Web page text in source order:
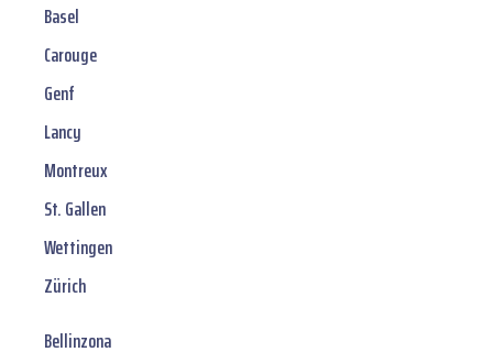
Basel
Carouge
Genf
Lancy
Montreux
St. Gallen
Wettingen
Zürich
Bellinzona